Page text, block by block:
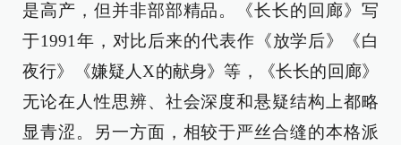
是高产，但并非部部精品。《长长的回廊》写
于1991年，对比后来的代表作《放学后》《白
夜行》《嫌疑人X的献身》等，《长长的回廊》
无论在人性思辨、社会深度和悬疑结构上都略
显青涩。另一方面，相较于严丝合缝的本格派